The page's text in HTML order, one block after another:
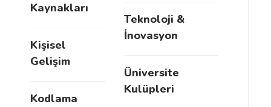
Kaynakları
Kişisel
Gelişim
Kodlama
Teknoloji &
İnovasyon
Üniversite
Kulüpleri